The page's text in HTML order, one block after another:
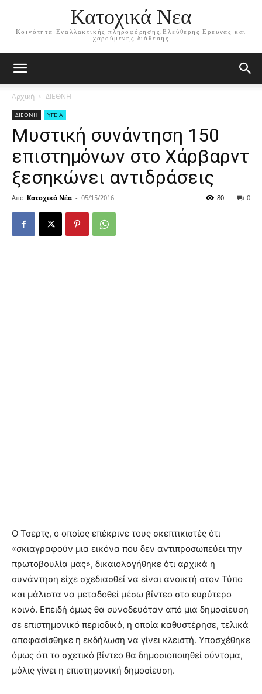
Κατοχικά Νεα
Κοινότητα Εναλλακτικής πληροφόρησης,Ελεύθερης Ερευνας και
χαρούμενης διάθεσης
Αρχική ΔΙΕΘΝΗ
ΔΙΕΘΝΗ ΥΓΕΙΑ
Μυστική συνάντηση 150
επιστημόνων στο Χάρβαρντ
ξεσηκώνει αντιδράσεις
Από Κατοχικά Νέα - 05/15/2016 0
80
Ο Τσερτς, ο οποίος επέκρινε τους σκεπτικιστές ότι
«σκιαγραφούν μια εικόνα που δεν αντιπροσωπεύει την
πρωτοβουλία μας», δικαιολογήθηκε ότι αρχικά η
συνάντηση είχε σχεδιασθεί να είναι ανοικτή στον Τύπο
και μάλιστα να μεταδοθεί μέσω βίντεο στο ευρύτερο
κοινό. Επειδή όμως θα συνοδευόταν από μια δημοσίευση
σε επιστημονικό περιοδικό, η οποία καθυστέρησε, τελικά
αποφασίσθηκε η εκδήλωση να γίνει κλειστή. Υποσχέθηκε
όμως ότι το σχετικό βίντεο θα δημοσιοποιηθεί σύντομα,
μόλις γίνει η επιστημονική δημοσίευση.